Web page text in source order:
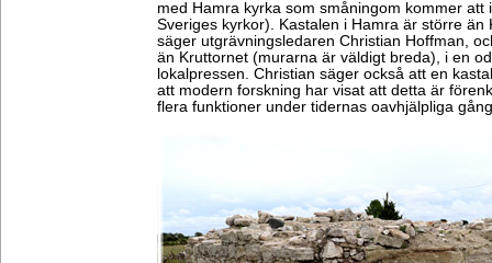
med Hamra kyrka som småningom kommer att
Sveriges kyrkor). Kastalen i Hamra är större än
säger utgrävningsledaren Christian Hoffman,
än Kruttornet (murarna är väldigt breda), i en
lokalpressen. Christian säger också att en
att modern forskning har visat att detta är
flera funktioner under tidernas oavhjälpliga